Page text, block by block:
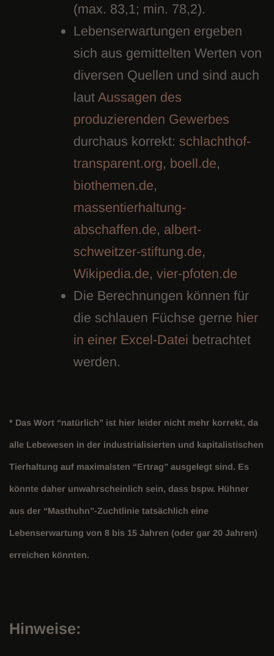
(max. 83,1; min. 78,2).
Lebenserwartungen ergeben
sich aus gemittelten Werten von
diversen Quellen und sind auch
laut Aussagen des
produzierenden Gewerbes
durchaus korrekt: schlachthof-
transparent.org, boell.de,
biothemen.de,
massentierhaltung-
abschaffen.de, albert-
schweitzer-stiftung.de,
Wikipedia.de, vier-pfoten.de
Die Berechnungen können für
die schlauen Füchse gerne hier
in einer Excel-Datei betrachtet
werden.
* Das Wort “natürlich” ist hier leider nicht mehr korrekt, da
alle Lebewesen in der industrialisierten und kapitalistischen
Tierhaltung auf maximalsten “Ertrag” ausgelegt sind. Es
könnte daher unwahrscheinlich sein, dass bspw. Hühner
aus der “Masthuhn”-Zuchtlinie tatsächlich eine
Lebenserwartung von 8 bis 15 Jahren (oder gar 20 Jahren)
erreichen könnten.
Hinweise: